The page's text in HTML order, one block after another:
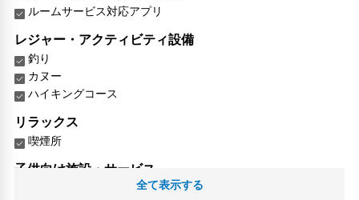
ルームサービス対応アプリ
レジャー・アクティビティ設備
釣り
カヌー
ハイキングコース
リラックス
喫煙所
子供向け施設・サービス
全て表示する